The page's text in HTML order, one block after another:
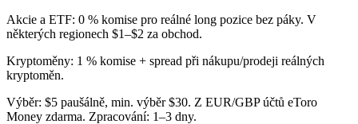
Akcie a ETF: 0 % komise pro reálné long pozice bez páky. V
některých regionech $1–$2 za obchod.
Kryptoměny: 1 % komise + spread při nákupu/prodeji reálných
kryptoměn.
Výběr: $5 paušálně, min. výběr $30. Z EUR/GBP účtů eToro
Money zdarma. Zpracování: 1–3 dny.